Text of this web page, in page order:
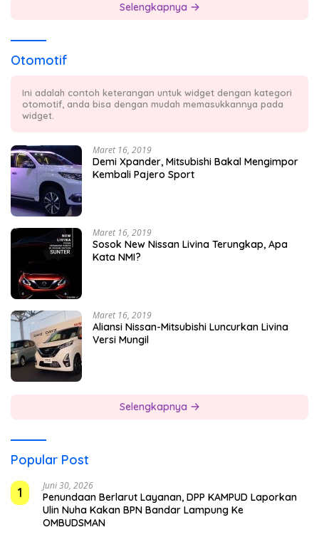
Selengkapnya
Otomotif
Ini adalah contoh keterangan untuk widget dengan kategori
otomotif, anda bisa dengan mudah memasukkannya pada
widget.
Maret 16, 2019
Demi Xpander, Mitsubishi Bakal Mengimpor
Kembali Pajero Sport
Maret 16, 2019
Sosok New Nissan Livina Terungkap, Apa
Kata NMI?
Maret 16, 2019
Aliansi Nissan-Mitsubishi Luncurkan Livina
Versi Mungil
Selengkapnya
Popular Post
1
Juni 30, 2026
Penundaan Berlarut Layanan, DPP KAMPUD Laporkan
Ulin Nuha Kakan BPN Bandar Lampung Ke
OMBUDSMAN